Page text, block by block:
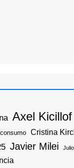
Axel Kicillof
consumo Cristina
Javier Milei